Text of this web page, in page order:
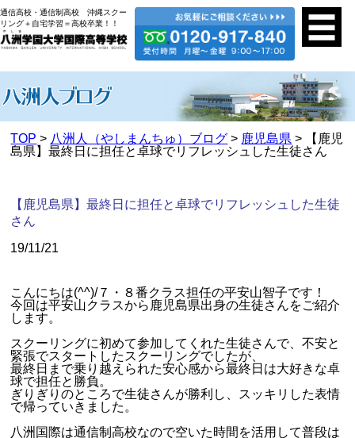
通信高校・通信制高校 沖縄スクー
リング＋自宅学習＝高校卒業！！
TOP > 八洲人（やしまんちゅ）ブログ > 鹿児島県 > 【鹿児
島県】最終日に担任と卓球でリフレッシュした生徒さん
【鹿児島県】最終日に担任と卓球でリフレッシュした生徒
さん
19/11/21
こんにちは(^^)/７・８番クラス担任の平安山智子です！
今回は平安山クラスから鹿児島県出身の生徒さんをご紹介
します。
スクーリングに初めて参加してくれた生徒さんで、不安と
緊張でスタートしたスクーリングでしたが、
最終日まで乗り越えられた安心感から最終日は大好きな卓
球で担任と勝負。
ぎりぎりのところで生徒さんが勝利し、スッキリした表情
で帰っていきました。
八洲国際は通信制高校なので空いた時間を活用して普段は